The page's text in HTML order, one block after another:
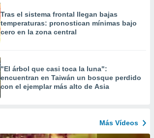
Tras el sistema frontal llegan bajas
temperaturas: pronostican mínimas bajo
cero en la zona central
"El árbol que casi toca la luna":
encuentran en Taiwán un bosque perdido
con el ejemplar más alto de Asia
Más Vídeos